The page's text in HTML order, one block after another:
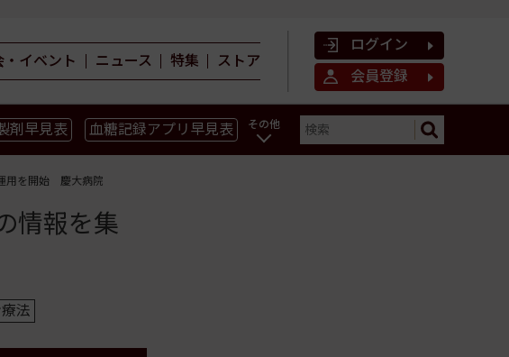
・イベント ニュース 特集 ストア
ログイン
会員登録
剤早見表 血糖記録アプリ早見表 その他
用を開始 慶大病院
情報を集
法